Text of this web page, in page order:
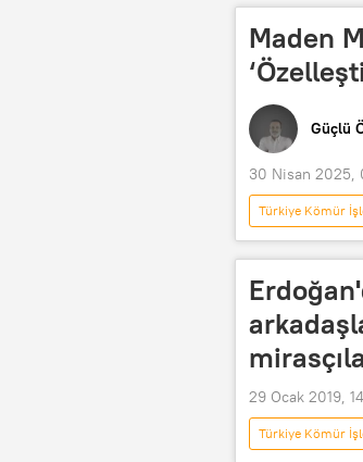
Maden
Güçlü
30 Nisan 2025,
Türkiye Kömür
RADYO
29 Ocak 2019,
Türkiye Kömür